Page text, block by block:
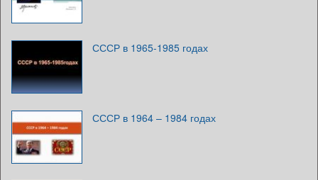
СССР в 1965-1985 годах
СССР в 1964 – 1984 годах